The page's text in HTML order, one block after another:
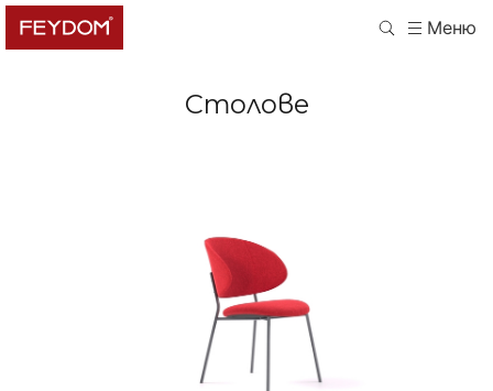
Меню
Cтолове